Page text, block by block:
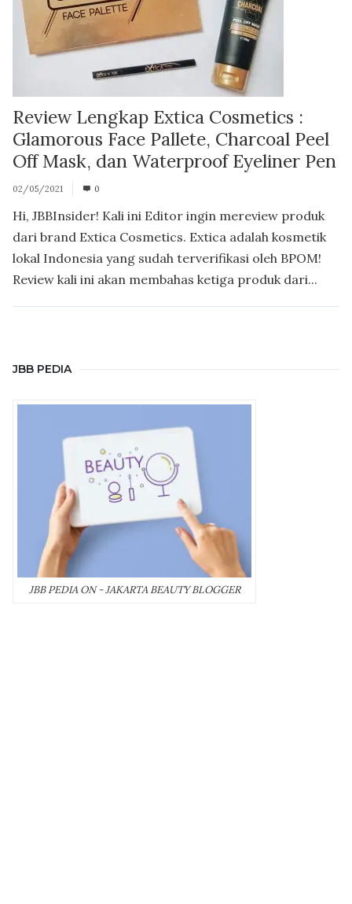
Review Lengkap Extica Cosmetics :
Glamorous Face Pallete, Charcoal Peel
Off Mask, dan Waterproof Eyeliner Pen
02/05/2021 0
Hi, JBBInsider! Kali ini Editor ingin mereview produk
dari brand Extica Cosmetics. Extica adalah kosmetik
lokal Indonesia yang sudah terverifikasi oleh BPOM!
Review kali ini akan membahas ketiga produk dari...
JBB PEDIA
JBB PEDIA ON - JAKARTA BEAUTY BLOGGER